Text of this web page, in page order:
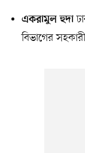
একরামুল হুদা
বিভাগের